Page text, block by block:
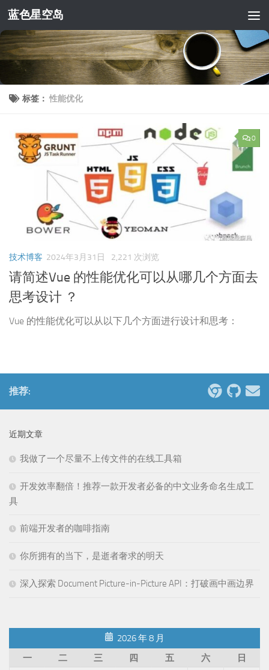
跳至内容
蓝色星空岛
标签： 性能优化
0
技术博客 2024年3月31日 2,221 次浏览
请简述Vue 的性能优化可以从哪几个方面去
思考设计 ？
Vue 的性能优化可以从以下几个方面进行设计和思考：
推荐:
近期文章
我做了一个尽量不上传文件的在线工具箱
开发效率翻倍！推荐一款开发者必备的中文业务命名生成工
具
前端开发者的咖啡指南
你所拥有的当下，是逝者奢求的明天
深入探索 Document Picture-in-Picture API：打破画中画边界
2026 年 8 月
一
二 三 四 五 六
日